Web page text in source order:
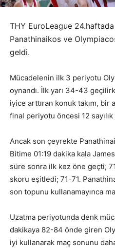
THY EuroLeague
Panathinaikos ve
geldi.
Mücadelenin ilk 3 periyotu
oynandı. İlk yarı 34-43
iyice arttıran konuk takım, bir
final periyotu öncesi 12
Ancak son çeyrekte
Bitime 01:19 dakika kala
süre sonra ilk kez öne geçti;
skoru eşitledi; 71-71.
son topunu kullanamayınca
Uzatma periyotunda denk
dakikaya 82-84 önde giren
iyi kullanarak maç sonunu